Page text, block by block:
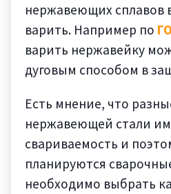
нержавеющих сплавов
варить. Например по
варить нержавейку
дуговым способом в
Есть мнение, что
нержавеющей стали
свариваемость и
планируются
необходимо выбрать